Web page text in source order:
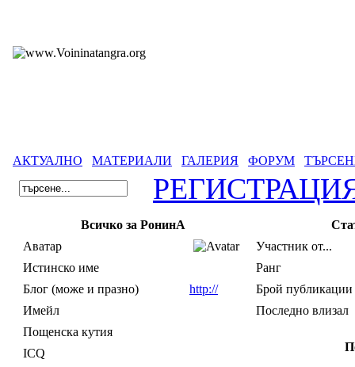
АКТУАЛНО МАТЕРИАЛИ ГАЛЕРИЯ ФОРУМ
Всичко за РонинА
Аватар
Истинско име
Блог (може и празно)
http://
Имейл
Пощенска кутия
ICQ
Участник от...
Ранг
Брой публикации
Последно влизал